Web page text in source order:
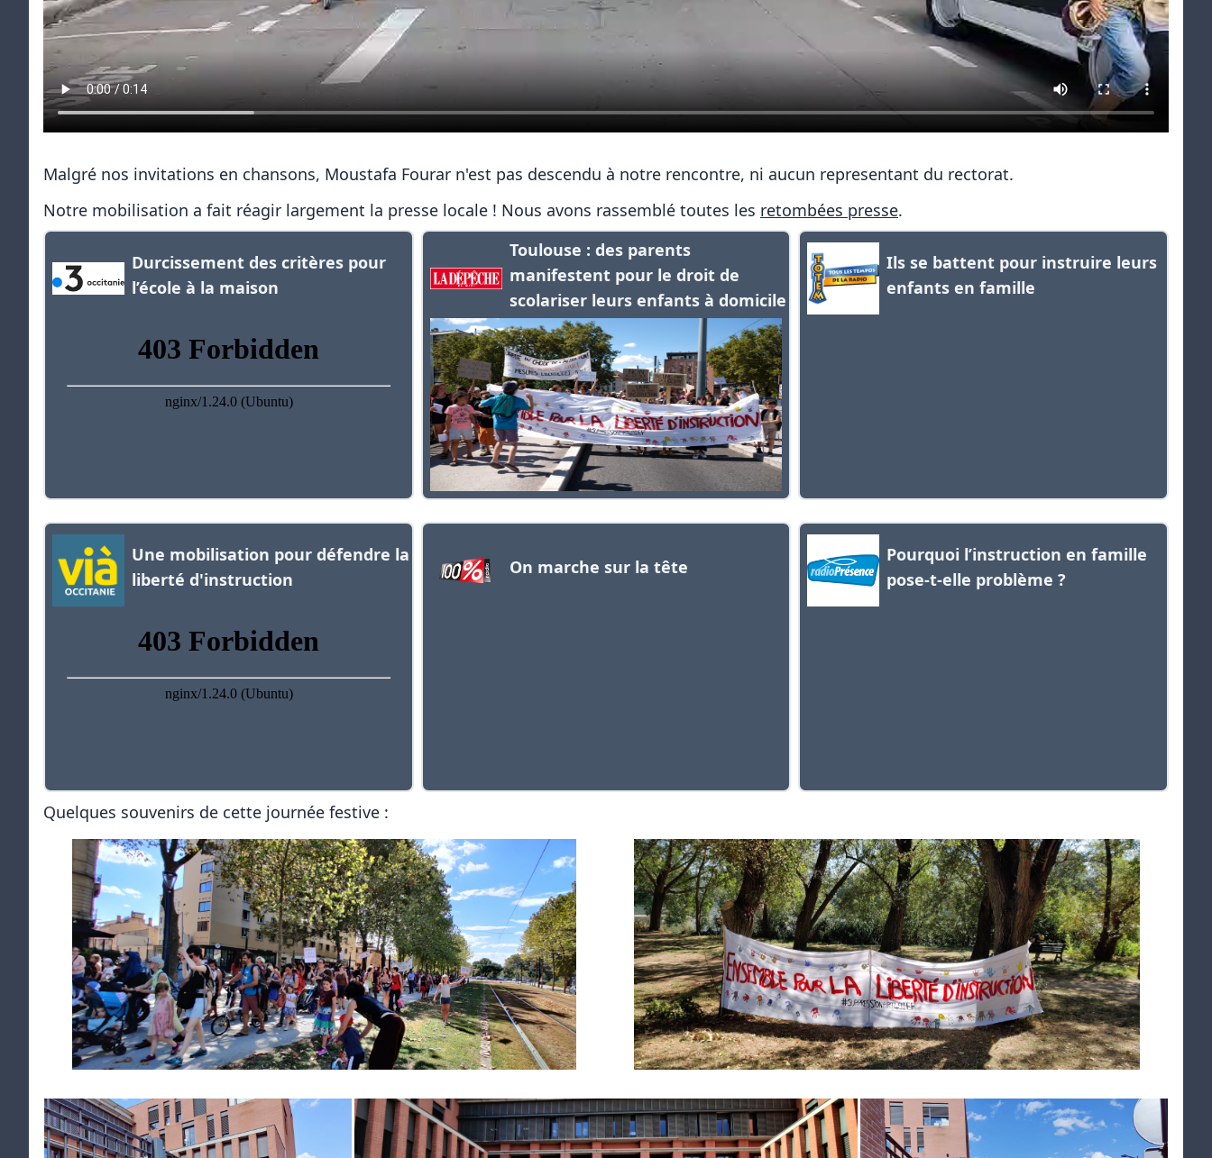
Malgré nos invitations en chansons, Moustafa Fourar n'est pas descendu à notre rencontre, ni aucun representant du rectorat.
Notre mobilisation a fait réagir largement la presse locale ! Nous avons rassemblé toutes les retombées presse.
Durcissement des critères pour
l’école à la maison
Toulouse : des parents
manifestent pour le droit de
scolariser leurs enfants à domicile
Ils se battent pour instruire leurs
enfants en famille
Une mobilisation pour défendre la
liberté d'instruction
On marche sur la tête
Pourquoi l’instruction en famille
pose-t-elle problème ?
Quelques souvenirs de cette journée festive :